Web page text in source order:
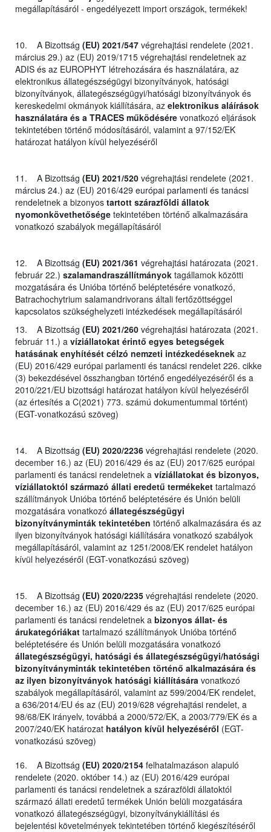
megállapításáról - engedélyezett import országok, termékek!
10. A Bizottság (EU) 2021/547 végrehajtási rendelete (2021.
március 29.) az (EU) 2019/1715 végrehajtási rendeletnek az
ADIS és az EUROPHYT létrehozására és használatára, az
elektronikus állategészségügyi bizonyítványok, hatósági
bizonyítványok, állategészségügyi/hatósági bizonyítványok és
kereskedelmi okmányok kiállítására, az elektronikus aláírások
használatára és a TRACES működésére vonatkozó eljárások
tekintetében történő módosításáról, valamint a 97/152/EK
határozat hatályon kívül helyezéséről
11. A Bizottság (EU) 2021/520 végrehajtási rendelete (2021.
március 24.) az (EU) 2016/429 európai parlamenti és tanácsi
rendeletnek a bizonyos tartott szárazföldi állatok
nyomonkövethetősége tekintetében történő alkalmazására
vonatkozó szabályok megállapításáról
12. A Bizottság (EU) 2021/361 végrehajtási határozata (2021.
február 22.) szalamandraszállítmányok tagállamok közötti
mozgatására és Unióba történő beléptetésére vonatkozó,
Batrachochytrium salamandrivorans általi fertőzöttséggel
kapcsolatos szükséghelyzeti intézkedések megállapításáról
13. A Bizottság (EU) 2021/260 végrehajtási határozata (2021.
február 11.) a víziállatokat érintő egyes betegségek
hatásának enyhítését célzó nemzeti intézkedéseknek az
(EU) 2016/429 európai parlamenti és tanácsi rendelet 226. cikke
(3) bekezdésével összhangban történő engedélyezéséről és a
2010/221/EU bizottsági határozat hatályon kívül helyezéséről
(az értesítés a C(2021) 773. számú dokumentummal történt)
(EGT-vonatkozású szöveg)
14. A Bizottság (EU) 2020/2236 végrehajtási rendelete (2020.
december 16.) az (EU) 2016/429 és az (EU) 2017/625 európai
parlamenti és tanácsi rendeletnek a víziállatokat és bizonyos,
víziállatoktól származó állati eredetű termékeket tartalmazó
szállítmányok Unióba történő beléptetésére és Unión belüli
mozgatására vonatkozó állategészségügyi
bizonyítványminták tekintetében történő alkalmazására és az
ilyen bizonyítványok hatósági kiállítására vonatkozó szabályok
megállapításáról, valamint az 1251/2008/EK rendelet hatályon
kívül helyezéséről (EGT-vonatkozású szöveg)
15. A Bizottság (EU) 2020/2235 végrehajtási rendelete (2020.
december 16.) az (EU) 2016/429 és az (EU) 2017/625 európai
parlamenti és tanácsi rendeletnek a bizonyos állat- és
árukategóriákat tartalmazó szállítmányok Unióba történő
beléptetésére és Unión belüli mozgatására vonatkozó
állategészségügyi, hatósági és állategészségügyi/hatósági
bizonyítványminták tekintetében történő alkalmazására és
az ilyen bizonyítványok hatósági kiállítására vonatkozó
szabályok megállapításáról, valamint az 599/2004/EK rendelet,
a 636/2014/EU és az (EU) 2019/628 végrehajtási rendelet, a
98/68/EK irányelv, továbbá a 2000/572/EK, a 2003/779/EK és a
2007/240/EK határozat hatályon kívül helyezéséről (EGT-
vonatkozású szöveg)
16. A Bizottság (EU) 2020/2154 felhatalmazáson alapuló
rendelete (2020. október 14.) az (EU) 2016/429 európai
parlamenti és tanácsi rendeletnek a szárazföldi állatoktól
származó állati eredetű termékek Unión belüli mozgatására
vonatkozó állategészségügyi, bizonyítványkiállítási és
bejelentési követelmények tekintetében történő kiegészítéséről